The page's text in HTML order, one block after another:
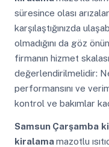
süresince olası
karşılaştığınızda
olmadığını da göz
firmanın hizmet
değerlendirilmelidir:
performansını ve
kontrol ve bakımlar
Samsun Çarşamba
kiralamamazotlu